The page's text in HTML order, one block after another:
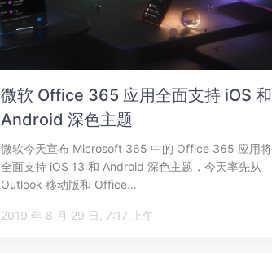
微软 Office 365 应用全面支持 iOS 和
Android 深色主题
微软今天宣布 Microsoft 365 中的 Office 365 应用将
全面支持 iOS 13 和 Android 深色主题，今天率先从
Outlook 移动版和 Office…
2019 年 8 月 29 日, 7:17 上午